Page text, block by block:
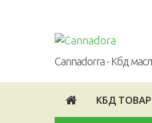
Cannadorra - Кбд
КБД